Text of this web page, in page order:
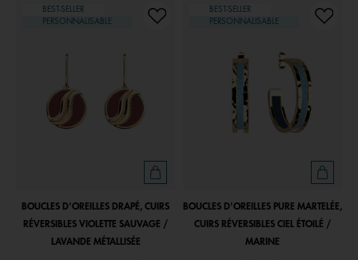
BEST-SELLER
PERSONNALISABLE
BOUCLES D'OREILLES DRAPÉ, CUIRS
RÉVERSIBLES VIOLETTE SAUVAGE /
LAVANDE MÉTALLISÉE
BEST-SELLER
PERSONNALISABLE
BOUCLES D'OREILLES PURE MARTELÉE,
CUIRS RÉVERSIBLES CIEL ÉTOILÉ /
MARINE